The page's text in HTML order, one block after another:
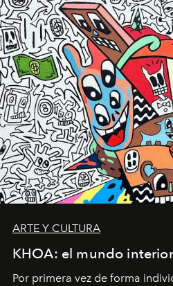
ARTE Y CULTURA
KHOA: el mundo
Por primera vez de forma